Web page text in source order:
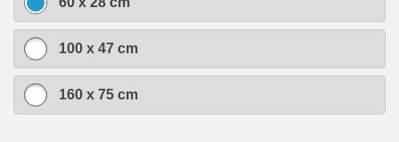
100 x 47 cm
160 x 75 cm